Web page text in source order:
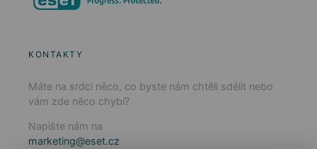
KONTAKTY
Máte na srdci něco, co byste nám chtěli sdělit nebo
vám zde něco chybí?
Napište nám na
marketing@eset.cz